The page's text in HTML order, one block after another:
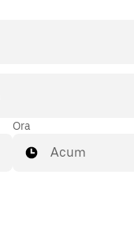
Ora
Acum